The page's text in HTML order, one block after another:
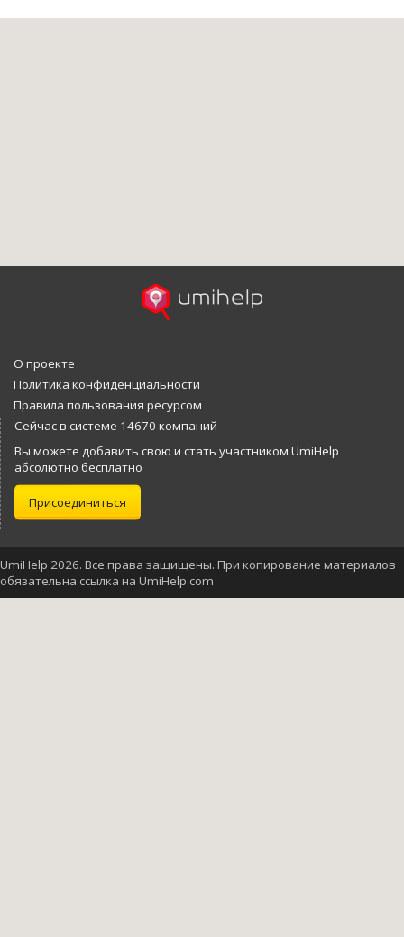
О проекте
Политика конфиденциальности
Правила пользования ресурсом
Сейчас в системе 14670 компаний
Вы можете добавить свою и стать участником UmiHelp
абсолютно бесплатно
Присоединиться
UmiHelp 2026. Все права защищены. При копирование материалов
обязательна ссылка на UmiHelp.com